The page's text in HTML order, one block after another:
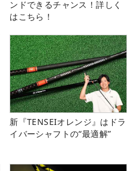
ンドできるチャンス！詳しく
はこちら！
新『TENSEIオレンジ』はドラ
イバーシャフトの“最適解”